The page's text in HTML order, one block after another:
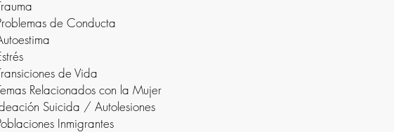
de Conducta
de Vida
Relacionados con la Mujer
Suicida / Autolesiones
Inmigrantes